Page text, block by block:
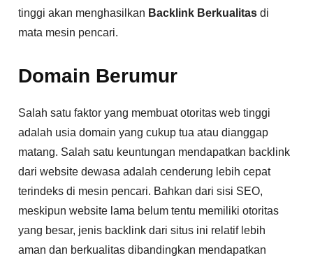
tinggi akan menghasilkan Backlink Berkualitas di
mata mesin pencari.
Domain Berumur
Salah satu faktor yang membuat otoritas web tinggi
adalah usia domain yang cukup tua atau dianggap
matang. Salah satu keuntungan mendapatkan backlink
dari website dewasa adalah cenderung lebih cepat
terindeks di mesin pencari. Bahkan dari sisi SEO,
meskipun website lama belum tentu memiliki otoritas
yang besar, jenis backlink dari situs ini relatif lebih
aman dan berkualitas dibandingkan mendapatkan